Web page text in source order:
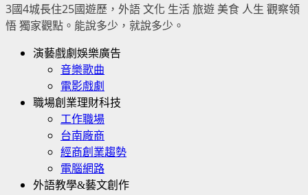
3國4城長住25國遊歷，外語 文化 生活 旅遊 美食 人生 觀察領
悟 獨家觀點。能說多少，就說多少。
Primary演藝戲劇娛樂廣告
音樂歌曲
電影戲劇
職場創業理財科技
工作職場
台南廠商
經商創業趨勢
電腦網路
外語教學&藝文創作